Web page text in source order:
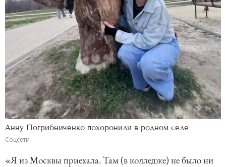
Анну Погрибниченко похоронили в родном селе
Соцсети
«Я из Москвы приехала. Там (в колледже) не было ни